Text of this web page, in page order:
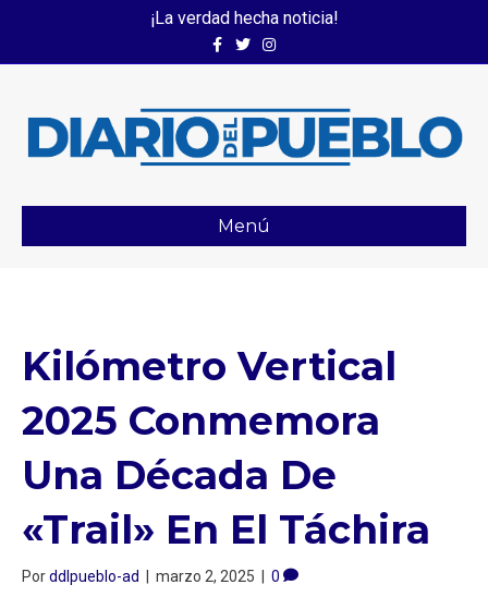
¡La verdad hecha noticia!
FacebookTwitterInstagram
Menú
Kilómetro Vertical
2025 Conmemora
Una Década De
«Trail» En El Táchira
Porddlpueblo-ad | marzo 2, 2025 | 0